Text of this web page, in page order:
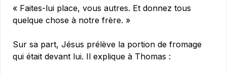
« Faites-lui place, vous autres. Et donnez tous
quelque chose à notre frère. »
Sur sa part, Jésus prélève la portion de fromage
qui était devant lui. Il explique à Thomas :